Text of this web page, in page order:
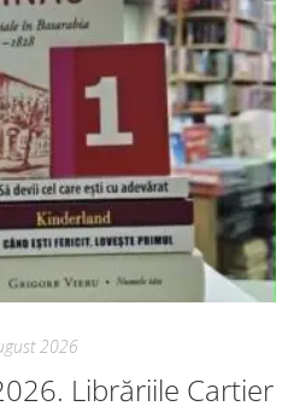
2026
Librăriile Cartier